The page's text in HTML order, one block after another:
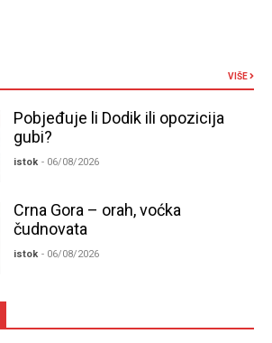
VIŠE
Pobjeđuje li Dodik ili opozicija
gubi?
istok - 06/08/2026
Crna Gora – orah, voćka
čudnovata
istok - 06/08/2026